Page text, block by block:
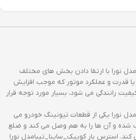
نورا با ارتقا دادن بخش های مختلف
یا قدرت و عملکرد موتور که موجب افزایش
رانندگی می شود، بسیار مورد توجه قرار
نورا یکی از قطعات تیونینگ خودرو می
و آن ها را به هم وصل می کند و ضلع
استرس بار کوییک_ساینا_تیبامدل نورا